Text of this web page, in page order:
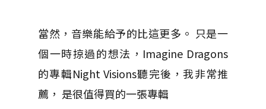
當然，音樂能給予的比這更多。 只是一
個一時掠過的想法，Imagine Dragons
的專輯Night Visions聽完後，我非常推
薦， 是很值得買的一張專輯